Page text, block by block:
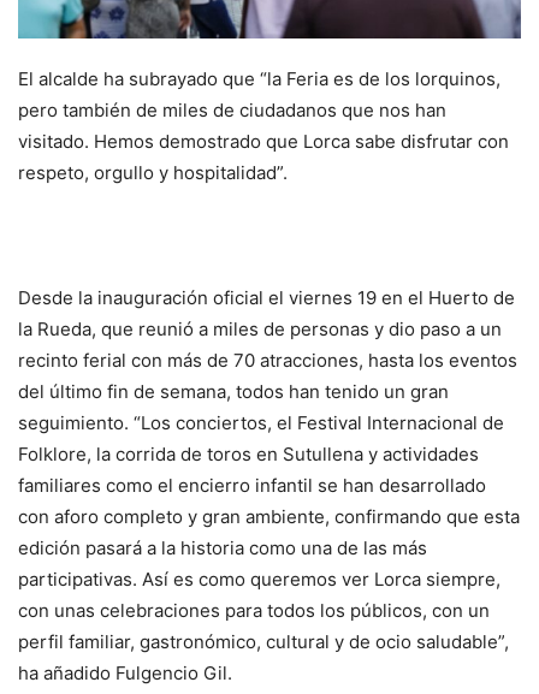
El alcalde ha subrayado que “la Feria es de los lorquinos,
pero también de miles de ciudadanos que nos han
visitado. Hemos demostrado que Lorca sabe disfrutar con
respeto, orgullo y hospitalidad”.
Desde la inauguración oficial el viernes 19 en el Huerto de
la Rueda, que reunió a miles de personas y dio paso a un
recinto ferial con más de 70 atracciones, hasta los eventos
del último fin de semana, todos han tenido un gran
seguimiento. “Los conciertos, el Festival Internacional de
Folklore, la corrida de toros en Sutullena y actividades
familiares como el encierro infantil se han desarrollado
con aforo completo y gran ambiente, confirmando que esta
edición pasará a la historia como una de las más
participativas. Así es como queremos ver Lorca siempre,
con unas celebraciones para todos los públicos, con un
perfil familiar, gastronómico, cultural y de ocio saludable”,
ha añadido Fulgencio Gil.